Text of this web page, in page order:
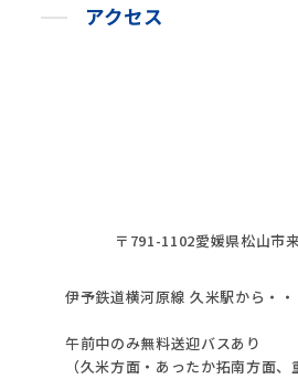
アクセス
〒791-1102愛媛県松山市
伊予鉄道横河原線 久米駅から・
午前中のみ無料送迎バスあり
（久米方面・あったか拓南方面、